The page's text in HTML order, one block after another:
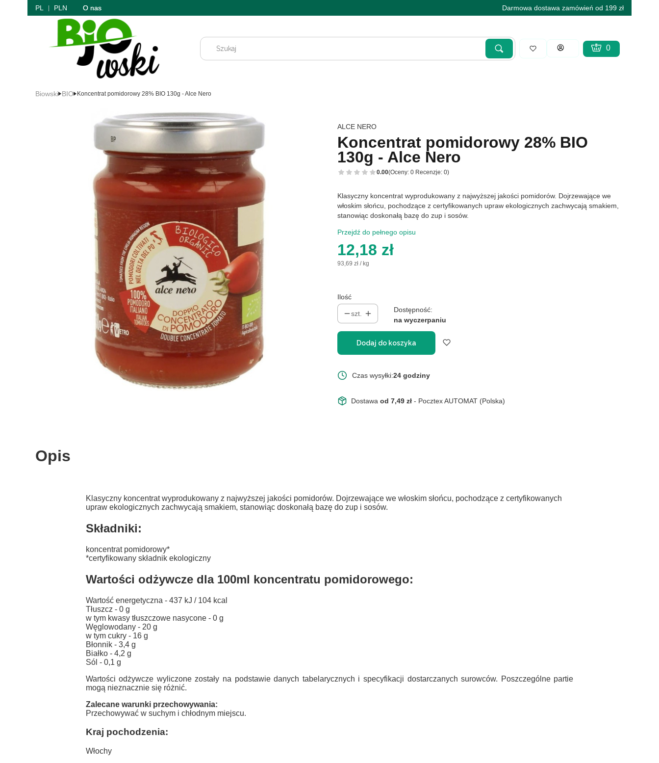
PL PLN O nas Darmowa dostawa zamówień od 199 zł
WyczyśćSzukaj Zaloguj się
Produkty w
Koszyk
Biowski BIO Koncentrat pomidorowy 28% BIO 130g - Alce Nero
ALCE NERO
Koncentrat pomidorowy 28% BIO
130g - Alce Nero
0.00(Oceny: 0 Recenzje: 0)
Klasyczny koncentrat wyprodukowany z najwyższej jakości pomidorów. Dojrzewające we
włoskim słońcu, pochodzące z certyfikowanych upraw ekologicznych zachwycają smakiem,
stanowiąc doskonałą bazę do zup i sosów.
Przejdź do pełnego opisu
Cena
12,18 zł
93,69 zł / kg
Ilość
szt.
Dostępność:
na wyczerpaniu
Dodaj do koszyka
Czas wysyłki:24 godziny
Dostawa od 7,49 zł - Pocztex AUTOMAT (Polska)
Opis
Klasyczny koncentrat wyprodukowany z najwyższej jakości pomidorów. Dojrzewające we włoskim słońcu, pochodzące z certyfikowanych
upraw ekologicznych zachwycają smakiem, stanowiąc doskonałą bazę do zup i sosów.
Składniki:
koncentrat pomidorowy*
*certyfikowany składnik ekologiczny
Wartości odżywcze dla 100ml koncentratu pomidorowego:
Wartość energetyczna - 437 kJ / 104 kcal
Tłuszcz - 0 g
w tym kwasy tłuszczowe nasycone - 0 g
Węglowodany - 20 g
w tym cukry - 16 g
Błonnik - 3,4 g
Białko - 4,2 g
Sól - 0,1 g
Wartości odżywcze wyliczone zostały na podstawie danych tabelarycznych i specyfikacji dostarczanych surowców. Poszczególne partie
mogą nieznacznie się różnić.
Zalecane warunki przechowywania:
Przechowywać w suchym i chłodnym miejscu.
Kraj pochodzenia:
Włochy